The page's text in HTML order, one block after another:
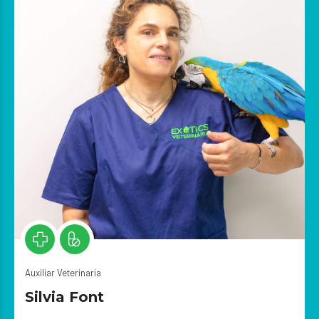
Auxiliar Veterinaria
Silvia Font